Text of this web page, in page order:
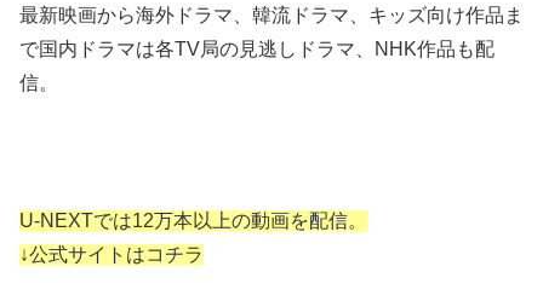
最新映画から海外ドラマ、韓流ドラマ、キッズ向け作品ま
で国内ドラマは各TV局の見逃しドラマ、NHK作品も配
信。
U-NEXTでは12万本以上の動画を配信。
↓公式サイトはコチラ